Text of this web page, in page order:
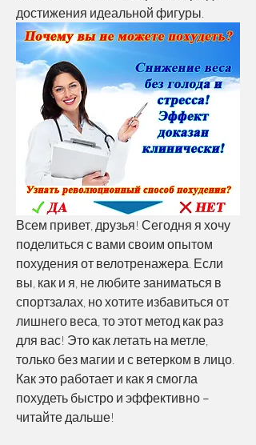
достижения идеальной фигуры.
Всем привет, друзья! Сегодня я хочу
поделиться с вами своим опытом
похудения от велотренажера. Если
вы, как и я, не любите заниматься в
спортзалах, но хотите избавиться от
лишнего веса, то этот метод как раз
для вас! Это как летать на метле,
только без магии и с ветерком в лицо.
Как это работает и как я смогла
похудеть быстро и эффективно –
читайте дальше!